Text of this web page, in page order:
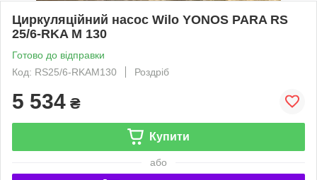
Циркуляційний насос Wilo YONOS PARA RS
25/6-RKA M 130
Готово до відправки
Код: RS25/6-RKAM130
Роздріб
5 534 ₴
Купити
або